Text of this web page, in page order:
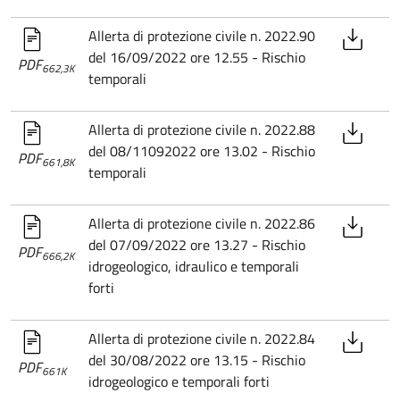
PDF662,3K
Allerta di protezione civile n. 2022.90
del 16/09/2022 ore 12.55 - Rischio
temporali
PDF661,8K
Allerta di protezione civile n. 2022.88
del 08/11092022 ore 13.02 - Rischio
temporali
PDF666,2K
Allerta di protezione civile n. 2022.86
del 07/09/2022 ore 13.27 - Rischio
idrogeologico, idraulico e temporali
forti
PDF661K
Allerta di protezione civile n. 2022.84
del 30/08/2022 ore 13.15 - Rischio
idrogeologico e temporali forti